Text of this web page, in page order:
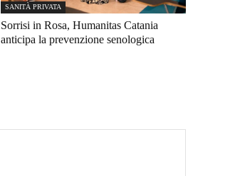
SANITÀ PRIVATA
Sorrisi in Rosa, Humanitas Catania
anticipa la prevenzione senologica